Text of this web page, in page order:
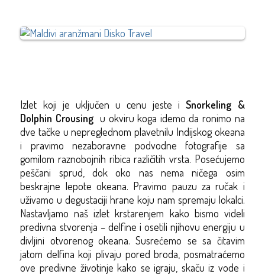
Izlet koji je uključen u cenu jeste iSnorkeling &
Dolphin Crousingu okviru koga idemo da ronimo na
dve tačke u nepreglednom plavetnilu Indijskog okeana
i pravimo nezaboravne podvodne fotografije sa
gomilom raznobojnih ribica različitih vrsta. Posećujemo
peščani sprud, dok oko nas nema ničega osim
beskrajne lepote okeana. Pravimo pauzu za ručak i
uživamo u degustaciji hrane koju nam spremaju lokalci.
Nastavljamo naš izlet krstarenjem kako bismo videli
predivna stvorenja – delfine i osetili njihovu energiju u
divljini otvorenog okeana. Susrećemo se sa čitavim
jatom delfina koji plivaju pored broda, posmatraćemo
ove predivne životinje kako se igraju, skaču iz vode i